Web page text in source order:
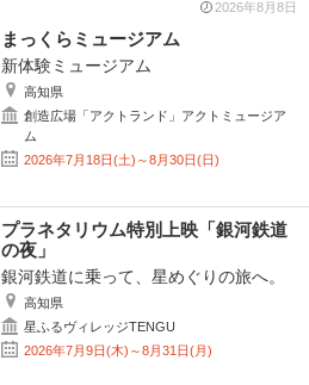
2026年8月8日
まっくらミュージアム
新体験ミュージアム
高知県
創造広場「アクトランド」アクトミュージア
ム
2026年7月18日(土)～8月30日(日)
プラネタリウム特別上映「銀河鉄道
の夜」
銀河鉄道に乗って、星めぐりの旅へ。
高知県
星ふるヴィレッジTENGU
2026年7月9日(木)～8月31日(月)